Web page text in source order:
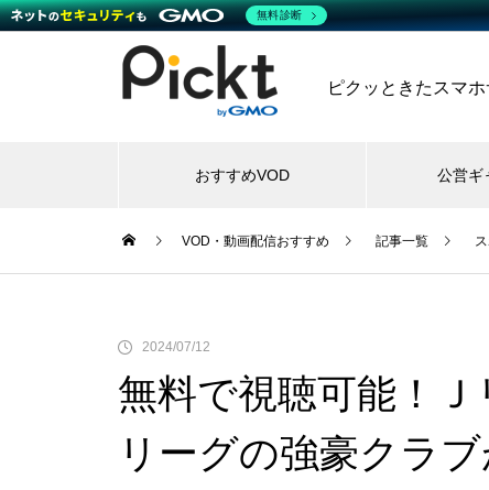
ピクッときたスマ
おすすめVOD 公営ギ
VOD・動画配信おすすめ 記事一覧
2024/07/12
無料で視聴可能！
リーグの強豪クラ
無料診断